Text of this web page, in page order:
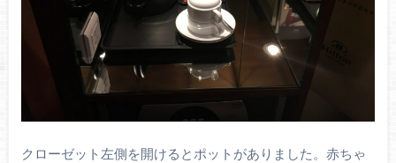
クローゼット左側を開けるとポットがありました。赤ちゃ